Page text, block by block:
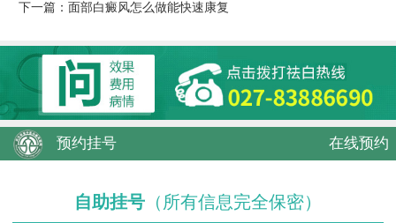
下一篇： 面部白癜风怎么做能快速康复
预约挂号 在线预约
自助挂号 （所有信息完全保密）